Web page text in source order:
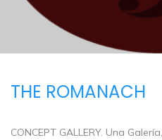
THE ROMANACH
CONCEPT GALLERY. Una